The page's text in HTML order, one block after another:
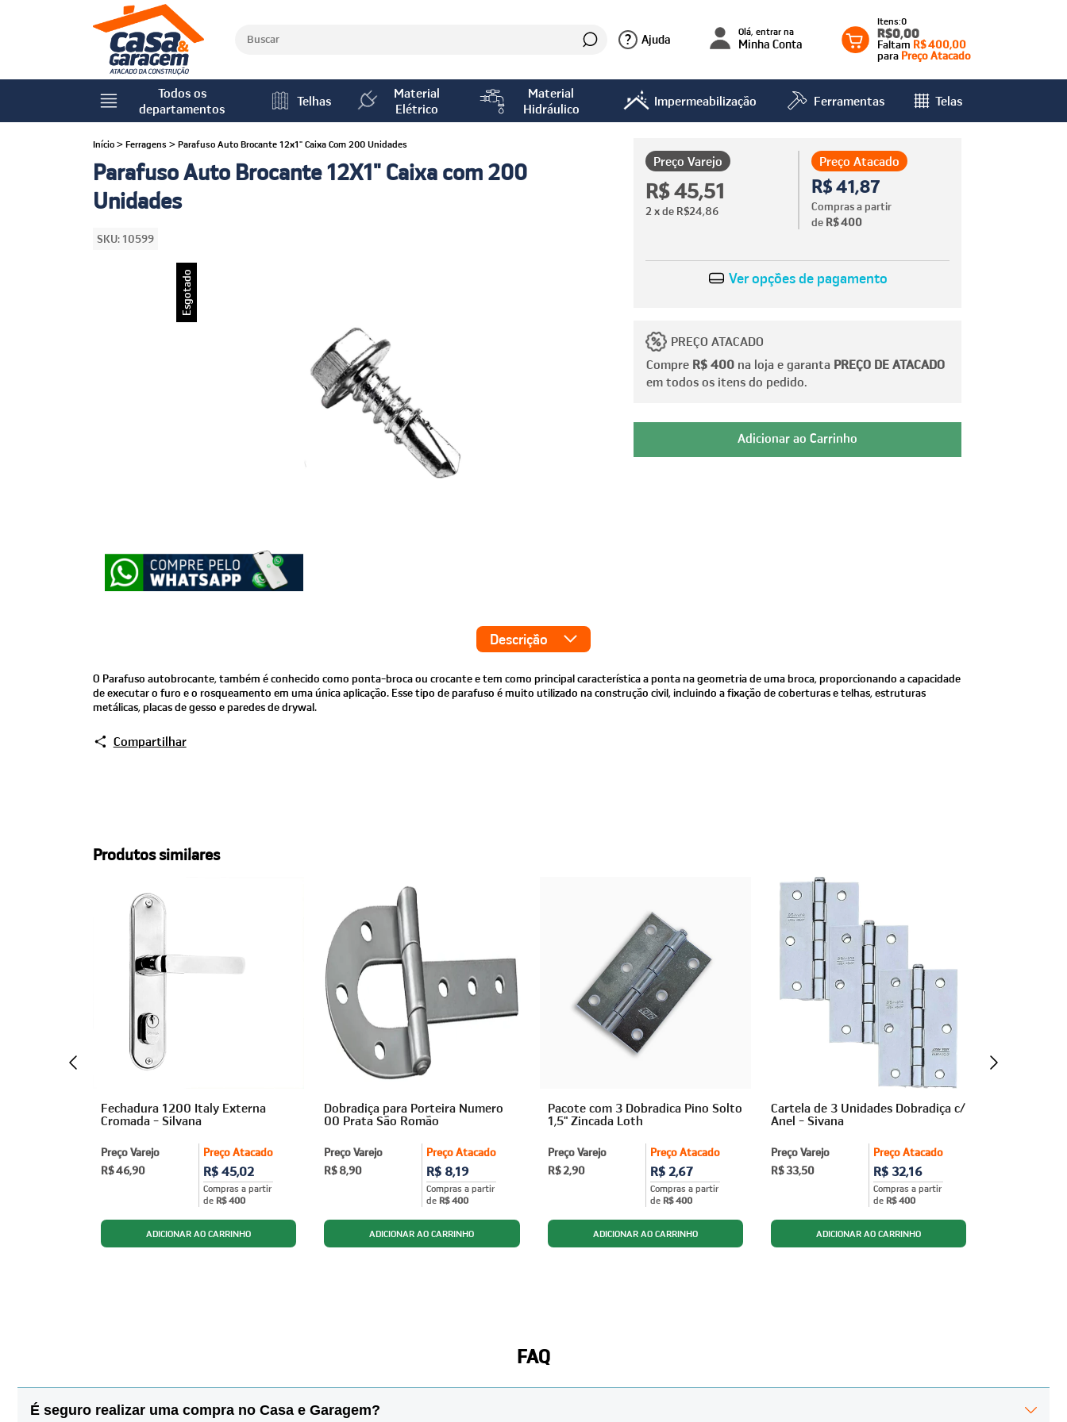
? Ajuda Olá, entrar na
Minha Conta
0
R$0,00
Faltam R$ 400,00
para Preço Atacado
Todos os
departamentos
Telhas
Material
Elétrico
Material
Hidráulico
Impermeabilização Ferramentas Telas
Início > Ferragens > Parafuso Auto Brocante 12x1" Caixa Com 200 Unidades
Parafuso Auto Brocante 12X1" Caixa com 200
Unidades
SKU: 10599
Esgotado
Preço Atacado
R$ 41,87
Compras a partir
de R$ 400
Preço Varejo
R$ 45,51
2x de R$24,86
Ver opções de pagamento
PREÇO ATACADO
Compre R$ 400 na loja e garanta PREÇO DE ATACADO
em todos os itens do pedido.
Descrição
O Parafuso autobrocante, também é conhecido como ponta-broca ou crocante e tem como principal característica a ponta na geometria de uma broca, proporcionando a capacidade
de executar o furo e o rosqueamento em uma única aplicação. Esse tipo de parafuso é muito utilizado na construção civil, incluindo a fixação de coberturas e telhas, estruturas
metálicas, placas de gesso e paredes de drywal.
Compartilhar
Produtos similares
Fechadura 1200 Italy Externa
Cromada - Silvana
Preço Atacado
R$ 45,02
Compras a partir
de R$ 400
Preço Varejo
R$ 46,90
Dobradiça para Porteira Numero
00 Prata São Romão
Preço Atacado
R$ 8,19
Compras a partir
de R$ 400
Preço Varejo
R$ 8,90
Pacote com 3 Dobradica Pino Solto
1,5" Zincada Loth
Preço Atacado
R$ 2,67
Compras a partir
de R$ 400
Preço Varejo
R$ 2,90
Cartela de 3 Unidades Dobradiça c/
Anel - Sivana
Preço Atacado
R$ 32,16
Compras a partir
de R$ 400
Preço Varejo
R$ 33,50
FAQ
É seguro realizar uma compra no Casa e Garagem?